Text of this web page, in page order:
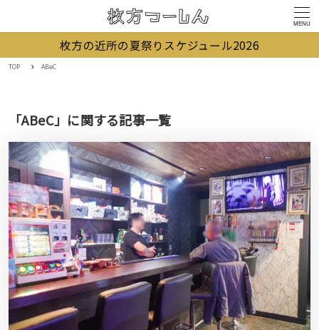
MENU
枚方の近所の夏祭りスケジュール2026
TOP ABeC
「ABeC」に関する記事一覧